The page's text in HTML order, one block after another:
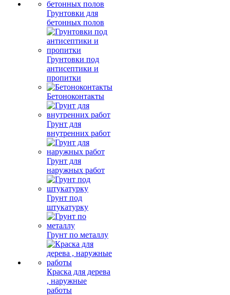
Грунтовки для
бетонных полов
Грунтовки под
антисептики и
пропитки
Бетоноконтакты
Грунт для
внутренних работ
Грунт для
наружных работ
Грунт под
штукатурку
Грунт по металлу
Краска для дерева
, наружные
работы